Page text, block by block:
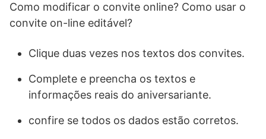
Como modificar o convite online? Como usar o
convite on-line editável?
Clique duas vezes nos textos dos convites.
Complete e preencha os textos e
informações reais do aniversariante.
confire se todos os dados estão corretos.